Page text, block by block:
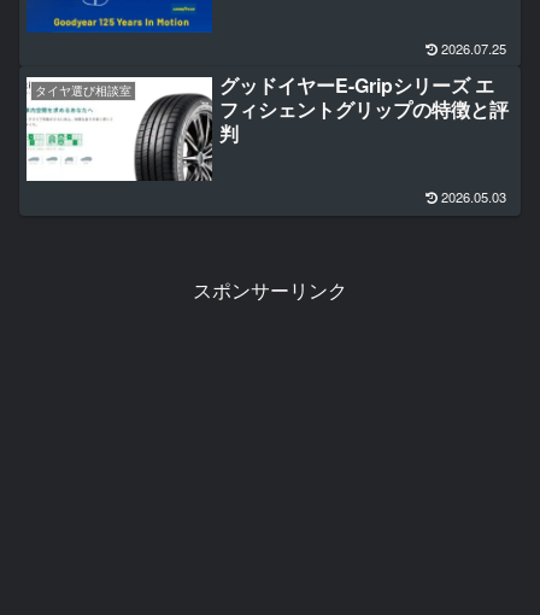
2026.07.25
タイヤ選び相談室
グッドイヤーE-Gripシリーズ エ
フィシェントグリップの特徴と評
判
2026.05.03
スポンサーリンク